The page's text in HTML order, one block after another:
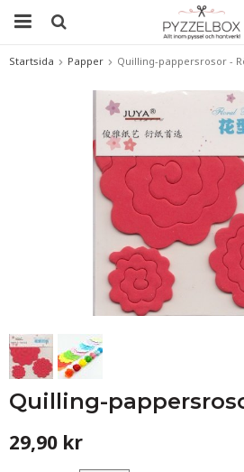
Startsida Papper Quilling-pappersrosor -
Quilling-
29,90 kr